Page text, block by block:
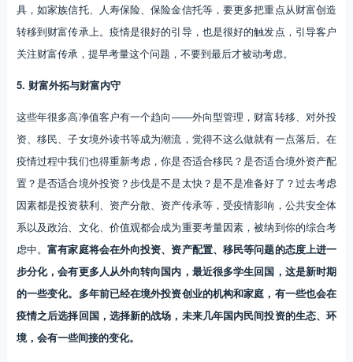
具，如家族信托、人寿保险、保险金信托等，要更多把重点从财富创造
转移到财富传承上。疫情是很好的引导，也是很好的触发点，引导客户
关注财富传承，提早考量这个问题，不要到最后才被动考虑。
5. 财富外拓与财富内守
这些年很多高净值客户有一个趋向——外向型管理，财富转移、对外投
资、移民、子女境外读书等成为潮流，觉得不这么做就有一点落后。在
疫情过程中我们也得重新考虑，你是否适合移民？是否适合境外资产配
置？是否适合境外投资？步伐是不是太快？是不是准备好了？过去考虑
因素都是投资获利、资产分散、资产传承等，受疫情影响，公共安全体
系以及政治、文化、价值观都会成为重要考量因素，被纳到你的综合考
虑中。富有家庭将会在外向投资、资产配置、移民等问题的态度上进一
步分化，会有更多人从外向转向国内，最近很多学生回国，这是新时期
的一些变化。多年前已经在境外投资创业的机构和家庭，有一些也会在
疫情之后选择回国，选择新的战场，未来几年国内民间投资的生态、环
境，会有一些间接的变化。